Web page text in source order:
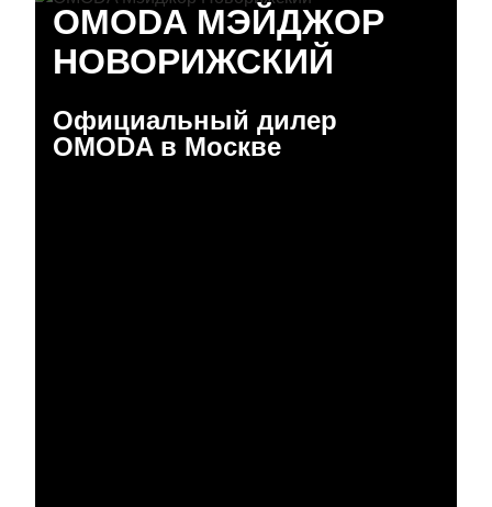
OMODA МЭЙДЖОР
НОВОРИЖСКИЙ
Официальный дилер
OMODA в Москве